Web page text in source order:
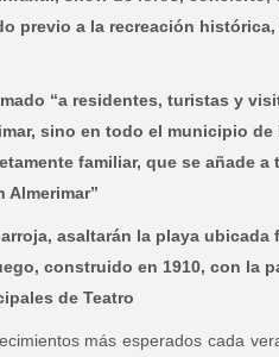
previo a la recreación
“a residentes, turistas y
sino en todo el municipio de
familiar, que se añade a
asaltarán la playa ubicada
construido en 1910, con la
de Teatro
más esperados cada